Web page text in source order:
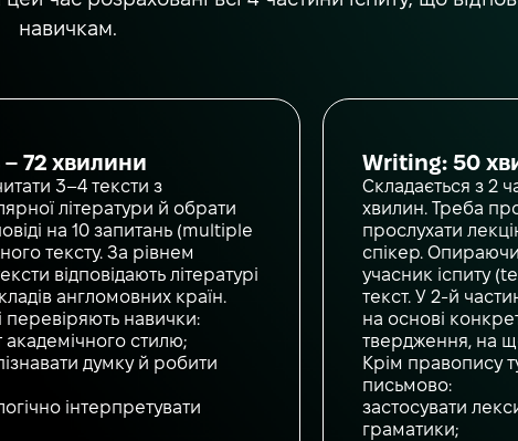
навичкам.
72 хвилини
3–4 тексти з
літератури й обрати
на 10 запитань (multiple
тексту. За рівнем
відповідають літературі
англомовних країн.
перевіряють навички:
академічного стилю;
думку й робити
інтерпретувати
Writing: 50
Складається з 2
хвилин. Треба
прослухати
спікер.
учасник іспиту
текст. У 2-й
на основі
твердження, на
Крім правопису
письмово:
застосувати
граматики;